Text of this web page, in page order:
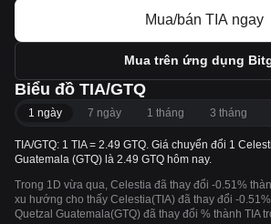
Mua/bán TIA ngay
Mua trên ứng dụng
Biểu đồ TIA/GTQ
1 ngày 7 ngày 1 tháng 3 tháng
TIA/GTQ: 1 TIA = 2.49 GTQ. Giá chuyển đổi 1
Guatemala (GTQ) là 2.49 GTQ hôm nay.
Trong 1D vừa qua, Celestia đã thay đổi -0.51%
xu hướng cho thấy Celestia(TIA) đã thay đổi -
Quetzal Guatemala(GTQ) đã thay đổi % thành TIA